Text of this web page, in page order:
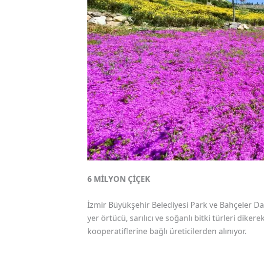
6 MİLYON ÇİÇEK
İzmir Büyükşehir Belediyesi Park ve Bahçeler
yer örtücü, sarılıcı ve soğanlı bitki türleri
kooperatiflerine bağlı üreticilerden alınıyor.